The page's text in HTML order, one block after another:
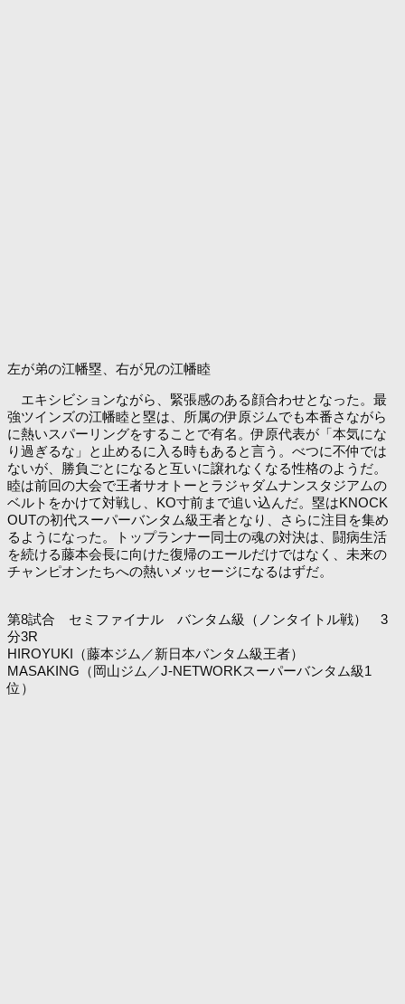
左が弟の江幡塁、右が兄の江幡睦
エキシビションながら、緊張感のある顔合わせとなった。最
強ツインズの江幡睦と塁は、所属の伊原ジムでも本番さながら
に熱いスパーリングをすることで有名。伊原代表が「本気にな
り過ぎるな」と止めるに入る時もあると言う。べつに不仲では
ないが、勝負ごとになると互いに譲れなくなる性格のようだ。
睦は前回の大会で王者サオトーとラジャダムナンスタジアムの
ベルトをかけて対戦し、KO寸前まで追い込んだ。塁はKNOCK
OUTの初代スーパーバンタム級王者となり、さらに注目を集め
るようになった。トップランナー同士の魂の対決は、闘病生活
を続ける藤本会長に向けた復帰のエールだけではなく、未来の
チャンピオンたちへの熱いメッセージになるはずだ。
第8試合 セミファイナル バンタム級（ノンタイトル戦） 3
分3R
HIROYUKI（藤本ジム／新日本バンタム級王者）
MASAKING（岡山ジム／J-NETWORKスーパーバンタム級1
位）